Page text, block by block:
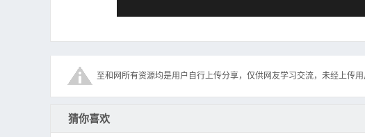
至和网所有资源均是用户自行上传分享，仅供网友学习交流，未经上传用
猜你喜欢